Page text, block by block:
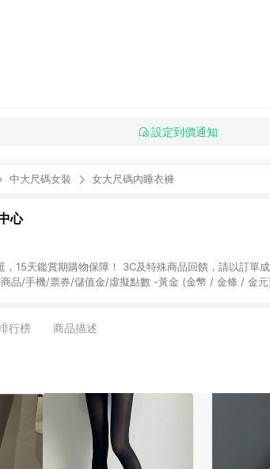
設定到價通知
中大尺碼女裝 女大尺碼內睡衣褲
心
鑑賞期購物保障！ 3C及特殊商品回饋，請以訂單成立通知為準 1. 請注
品/手機/票券/儲值金/虛擬點數 -黃金 (金幣 / 金條 / 金
物中心商店之商品：商品賣場中有標示「商店」及顯示商
行榜 商品描述